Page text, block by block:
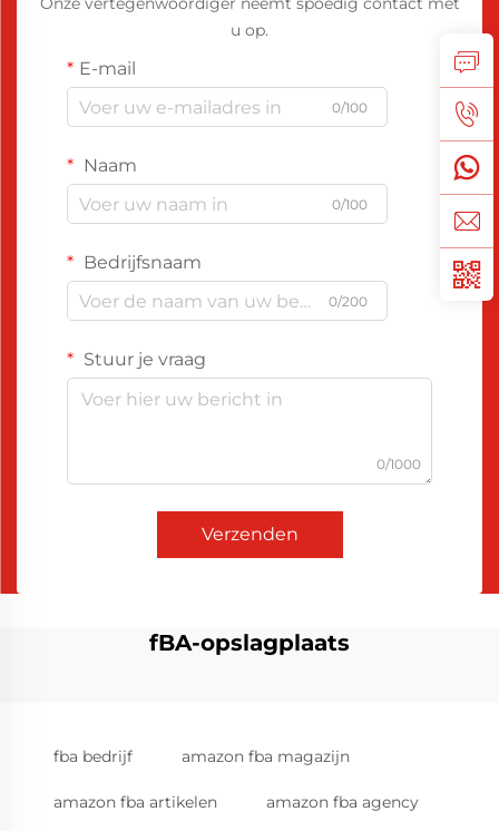
u op.
E-mail
0/100
Naam
0/100
Bedrijfsnaam
0/200
Stuur je vraag
0/1000
Verzenden
fBA-opslagplaats
fba bedrijf amazon fba magazijn
amazon fba artikelen amazon fba agency